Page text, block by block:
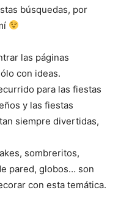
búsquedas, por
las páginas
con ideas.
para las fiestas
y las fiestas
siempre divertidas,
sombreritos,
pared, globos… son
con esta temática.